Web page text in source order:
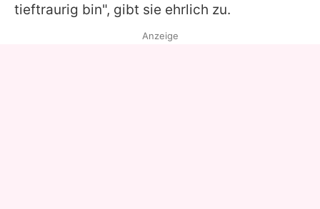
tieftraurig bin", gibt sie ehrlich zu.
Anzeige